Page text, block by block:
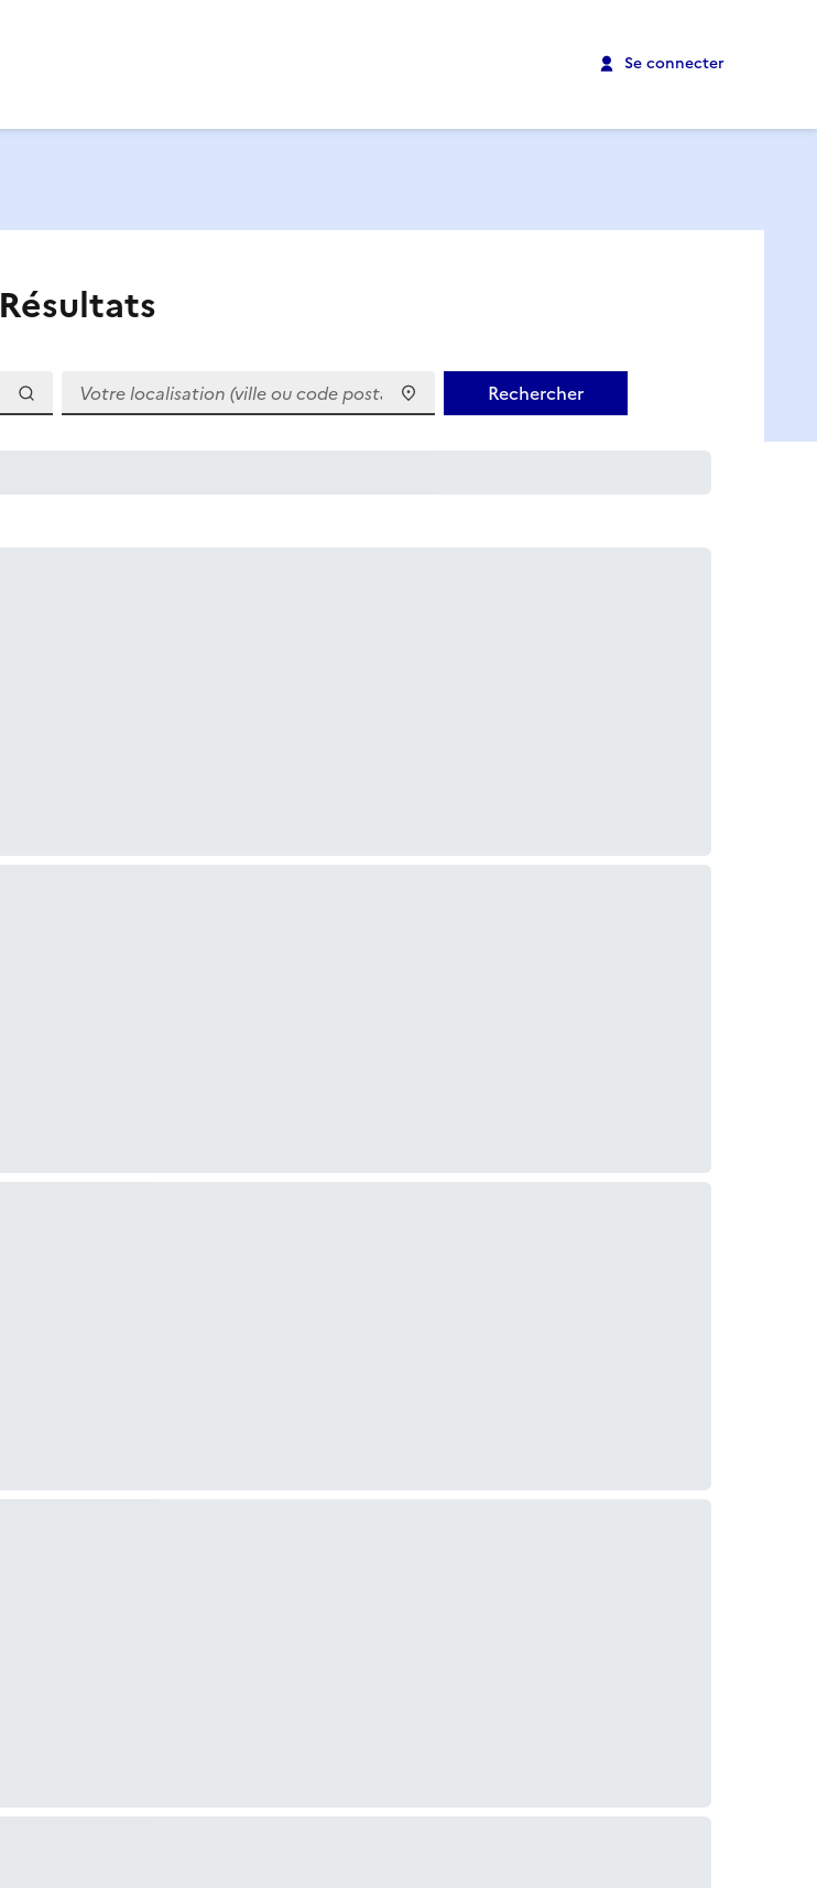
Se connecter
Résultats
Votre localisation (ville ou code postal)